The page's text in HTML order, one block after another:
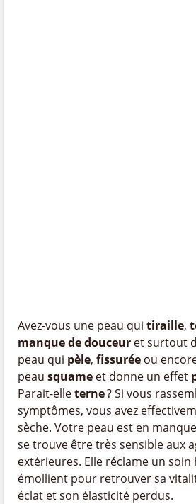
Avez-vous une peau qui tiraille,
manque de douceur et surtout
peau qui pèle, fissurée ou
peau squame et donne un effet
Parait-elleterne? Si vous
symptômes, vous avez
sèche. Votre peau est en
se trouve être très sensible aux
extérieures. Elle réclame un
émollient pour retrouver sa
éclat et son élasticité perdus.